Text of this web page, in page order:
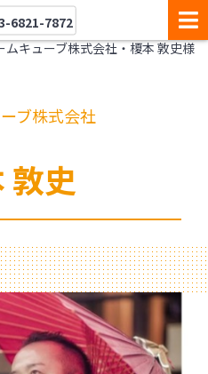
6821-7872
ムキューブ株式会社・榎本 敦史様
ブ株式会社
敦史